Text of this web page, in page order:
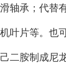
滑轴承；代替
机叶片等。也
己二胺制成尼